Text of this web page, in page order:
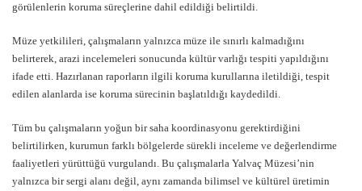
görülenlerin koruma süreçlerine dahil edildiği belirtildi.
Müze yetkilileri, çalışmaların yalnızca müze ile sınırlı kalmadığını
belirterek, arazi incelemeleri sonucunda kültür varlığı tespiti yapıldığını
ifade etti. Hazırlanan raporların ilgili koruma kurullarına iletildiği, tespit
edilen alanlarda ise koruma sürecinin başlatıldığı kaydedildi.
Tüm bu çalışmaların yoğun bir saha koordinasyonu gerektirdiğini
belirtilirken, kurumun farklı bölgelerde sürekli inceleme ve değerlendirme
faaliyetleri yürüttüğü vurgulandı. Bu çalışmalarla Yalvaç Müzesi’nin
yalnızca bir sergi alanı değil, aynı zamanda bilimsel ve kültürel üretimin